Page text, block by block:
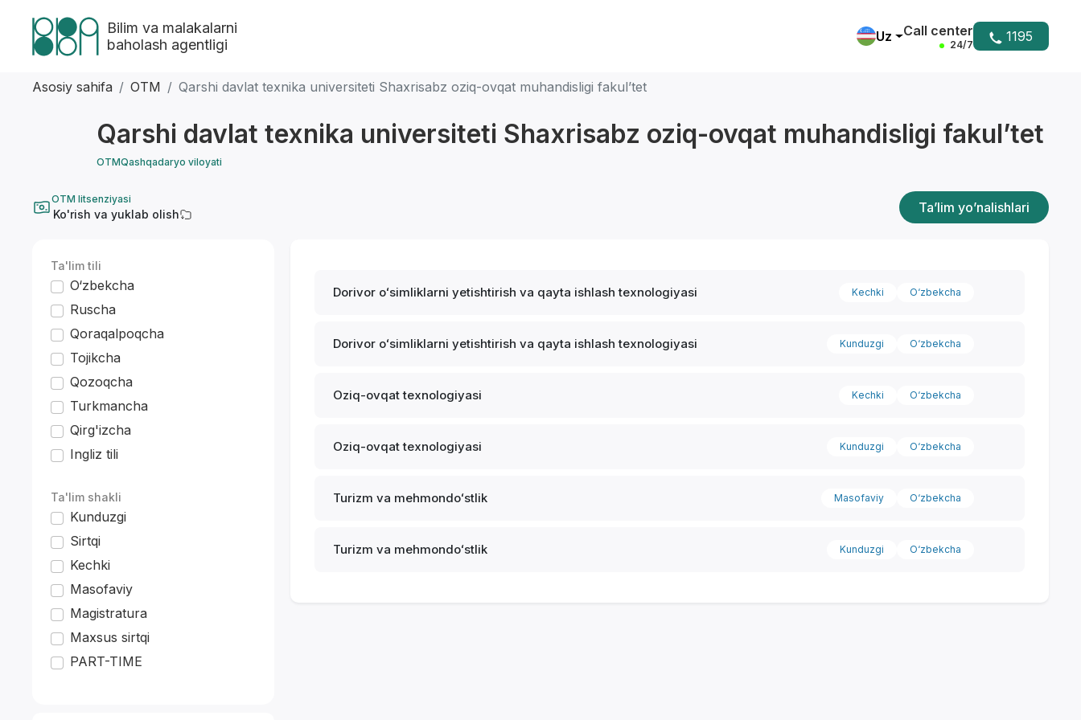
Bilim va malakalarni
baholash agentligi
Uz Call center
24/7 1195
Asosiy sahifa OTM Qarshi davlat texnika universiteti Shaxrisabz oziq-ovqat muhandisligi fakulʼtet
Qarshi davlat texnika universiteti Shaxrisabz oziq-ovqat muhandisligi fakulʼtet
OTMQashqadaryo viloyati
OTM litsenziyasi
Ko'rish va yuklab olish Ta’lim yo’nalishlari
Ta'lim tili
O‘zbekcha
Ruscha
Qoraqalpoqcha
Tojikcha
Qozoqcha
Turkmancha
Qirg'izcha
Ingliz tili
Ta'lim shakli
Kunduzgi
Sirtqi
Kechki
Masofaviy
Magistratura
Maxsus sirtqi
PART-TIME
Dorivor oʻsimliklarni yetishtirish va qayta ishlash texnologiyasi Kechki O‘zbekcha
Dorivor oʻsimliklarni yetishtirish va qayta ishlash texnologiyasi Kunduzgi O‘zbekcha
Oziq-ovqat texnologiyasi Kechki O‘zbekcha
Oziq-ovqat texnologiyasi Kunduzgi O‘zbekcha
Turizm va mehmondoʻstlik Masofaviy O‘zbekcha
Turizm va mehmondoʻstlik Kunduzgi O‘zbekcha